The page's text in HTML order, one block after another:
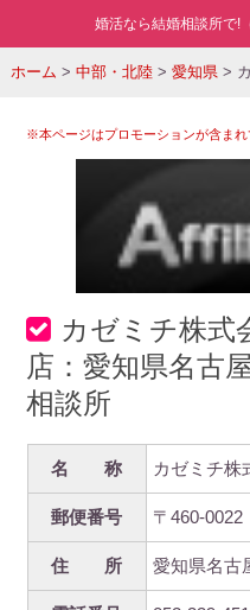
婚活なら結婚相談所で!
ホーム > 中部・北陸> 愛知県>
※本ページはプロモーションが含まれ
カゼミチ株式
店：愛知県名古
相談所
名 称 カゼミチ株
郵便番号 〒460-0022
住 所 愛知県名古